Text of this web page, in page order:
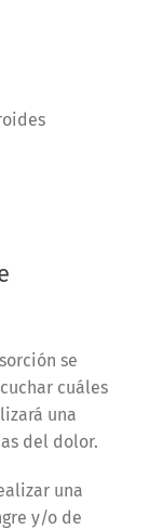
se
cuáles
una
del dolor.
una
y/o de